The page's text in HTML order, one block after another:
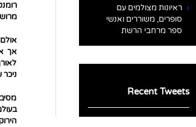
אך
ראיונות מצולמים עם
סופרים, משוררים ואנשי
ספר מרחבי הרשת
Recent Tweets